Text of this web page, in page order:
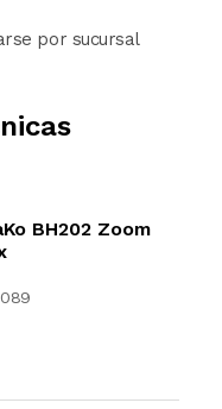
por sucursal
BH202 Zoom